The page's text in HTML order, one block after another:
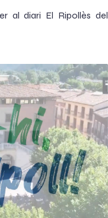
al diari El Ripollès del